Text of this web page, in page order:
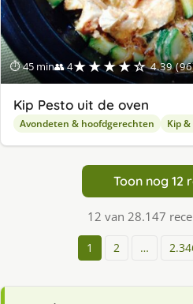
⏱ 45 min👥 4★★★★☆ 4.39
Kip Pesto uit de oven
Avondeten & hoofdgerechten Kip
Toon nog 12
12 van 28.147
1 2 …